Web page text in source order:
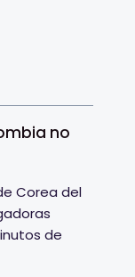
no
Corea del
de